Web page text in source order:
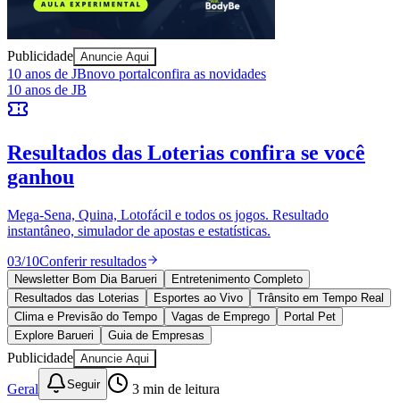
Goiás
Publicidade Anuncie Aqui
10 anos de JBnovo portalconfira as novidades
10 anos de JB
Resultados das Loterias confira se você
ganhou
Mega-Sena, Quina, Lotofácil e todos os jogos. Resultado
instantâneo, simulador de apostas e estatísticas.
03/10Conferir resultados
Newsletter Bom Dia Barueri
Entretenimento Completo
Resultados das Loterias
Esportes ao Vivo
Trânsito em Tempo Real
Clima e Previsão do Tempo
Vagas de Emprego
Portal Pet
Explore Barueri
Guia de Empresas
Publicidade Anuncie Aqui
Geral Seguir 3 min de leitura